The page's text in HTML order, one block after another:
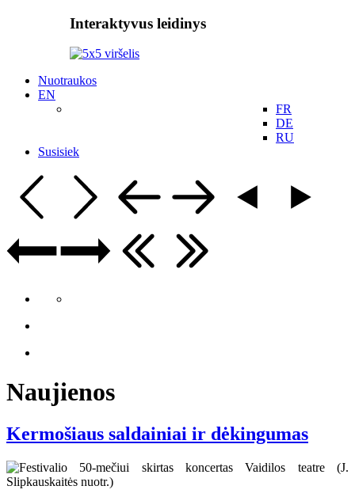
Interaktyvus leidinys
Nuotraukos
EN
FR
DE
RU
Susisiek
Naujienos
Kermošiaus saldainiai ir dėkingumas